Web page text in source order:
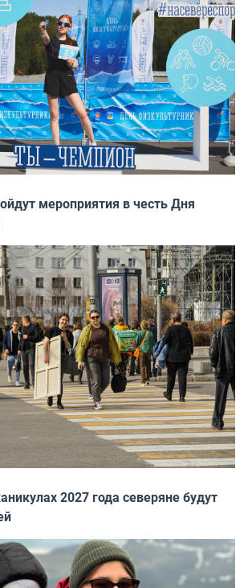
мероприятия в честь Дня
2027 года северяне будут